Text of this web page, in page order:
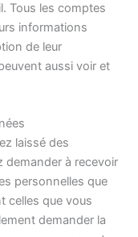
Tous les comptes
informations
de leur
aussi voir et
laissé des
demander à recevoir
personnelles que
celles que vous
demander la